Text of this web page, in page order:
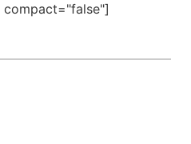
compact="false"]